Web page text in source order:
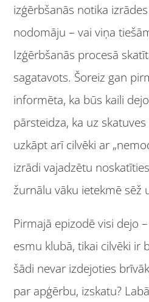
izģērbšanās notika
nodomāju – vai viņa
Izģērbšanās procesā
sagatavots. Šoreiz gan
informēta, ka būs kaili
pārsteidza, ka uz
uzkāpt arī cilvēki ar
izrādi vajadzētu
žurnālu vāku ietekmē sēž
Pirmajā epizodē visi dejo
esmu klubā, tikai cilvēki ir
šādi nevar izdejoties
par apģērbu, izskatu?